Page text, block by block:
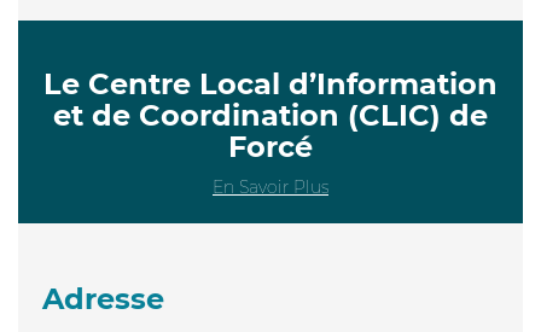
Le Centre Local d’Information
et de Coordination (CLIC) de
Forcé
En Savoir Plus
Adresse